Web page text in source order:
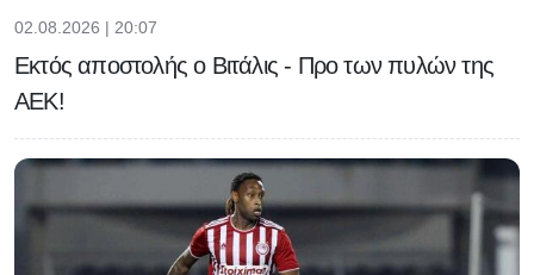
02.08.2026 | 20:07
Εκτός αποστολής ο Βιτάλις - Προ των πυλών της
ΑΕΚ!